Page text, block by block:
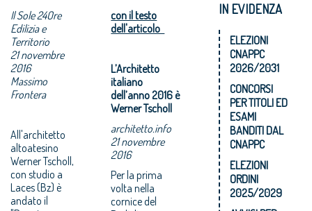
Il Sole 24Ore
Edilizia e
Territorio
21 novembre
2016
Massimo
Frontera
All'architetto
altoatesino
Werner Tscholl,
con studio a
Laces (Bz) è
andato il
con il testo
dell'articolo
L’Architetto
italiano
dell’anno 2016 è
Werner Tscholl
architetto.info
21 novembre
2016
Per la prima
volta nella
cornice del
IN EVIDENZA
ELEZIONI
CNAPPC
2026/2031
CONCORSI
PER TITOLI ED
ESAMI
BANDITI DAL
CNAPPC
ELEZIONI
ORDINI
2025/2029